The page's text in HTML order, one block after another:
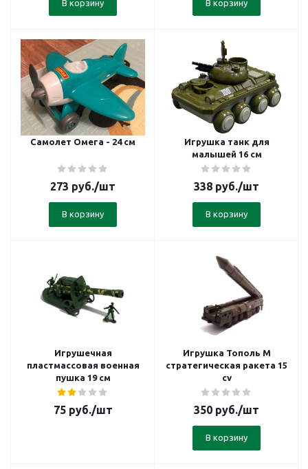
В корзину В корзину
Самолет Омега - 24 см
273 руб./шт
В корзину
Игрушка танк для
малышей 16 см
338 руб./шт
В корзину
Игрушечная
пластмассовая военная
пушка 19 см
75руб./шт
Игрушка Тополь М
стратегическая ракета 15
cv
350 руб./шт
В корзину